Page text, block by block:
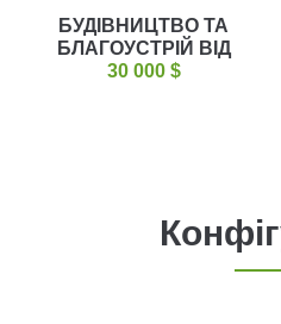
БУДІВНИЦТВО ТА
БЛАГОУСТРІЙ ВІД
30 000 $